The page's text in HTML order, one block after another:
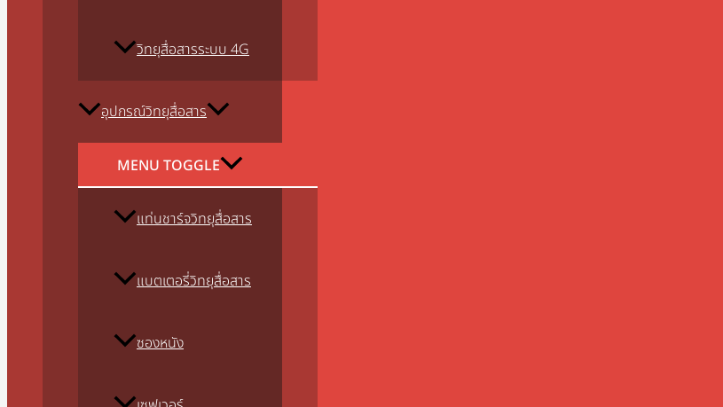
วิทยุสื่อสารระบบ 4G
อุปกรณ์วิทยุสื่อสาร
MENU TOGGLE
แท่นชาร์จวิทยุสื่อสาร
แบตเตอรี่วิทยุสื่อสาร
ซองหนัง